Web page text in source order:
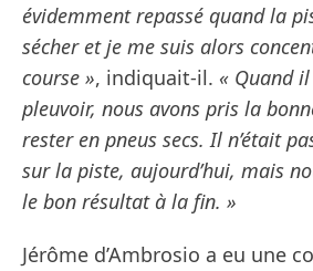
évidemment repassé quand la
sécher et je me suis alors
course », indiquait-il. « Quand il
pleuvoir, nous avons pris la
rester en pneus secs. Il n’était
sur la piste, aujourd’hui, mais
le bon résultat à la fin. »
Jérôme d’Ambrosio a eu une